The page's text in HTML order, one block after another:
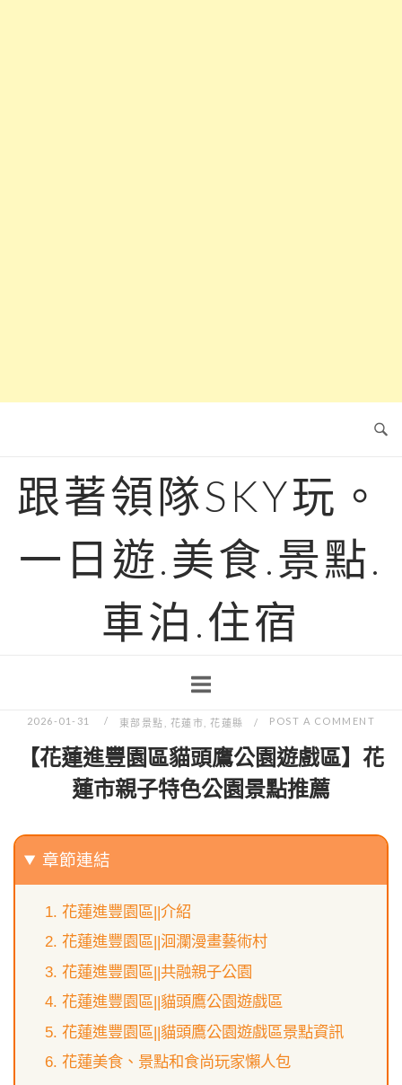
跟著領隊SKY玩。
一日遊.美食.景點.
車泊.住宿
2026-01-31 東部景點 花蓮市 花蓮縣 POST A COMMENT
【花蓮進豐園區貓頭鷹公園遊戲區】花
蓮市親子特色公園景點推薦
章節連結
花蓮進豐園區||介紹
花蓮進豐園區||洄瀾漫畫藝術村
花蓮進豐園區||共融親子公園
花蓮進豐園區||貓頭鷹公園遊戲區
花蓮進豐園區||貓頭鷹公園遊戲區景點資訊
花蓮美食、景點和食尚玩家懶人包